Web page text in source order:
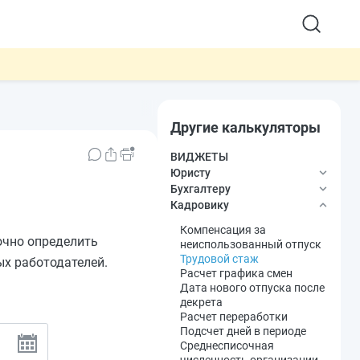
определить
работодателей.
Другие калькуляторы
ВИДЖЕТЫ
Юристу
Госпошлина в
арбитражный суд
Неустойка по договору
Госпошлина в суд общей
юрисдикции
Индексация присуждённых
денежных сумм
Бухгалтеру
Кому подходит АУСН
Аванс с зарплаты
Среднедневной заработок
Командировочные
Статус налогового
резидента
НДФЛ
НДФЛ с материальной
выгоды по займам
НДС
Кадровику
Компенсация за
неиспользованный отпуск
Трудовой стаж
Расчет графика смен
Дата нового отпуска после
декрета
Расчет переработки
Подсчет дней в периоде
Среднесписочная